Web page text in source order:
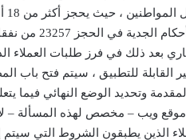
حين دفع
بعد ذلك في فرز طلبات العملاء
القابلة للتطبيق ، سيتم فتح باب
وتحديد الوضع النهائي فيما
ويب – مخصص لهذه المسألة –
الذين يطبقون الشروط التي